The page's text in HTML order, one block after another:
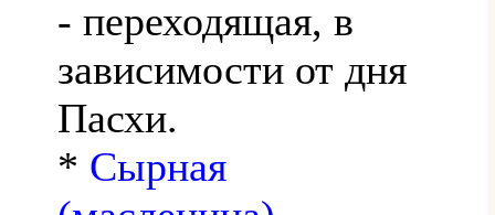
- переходящая, в
зависимости от дня
Пасхи.
* Сырная